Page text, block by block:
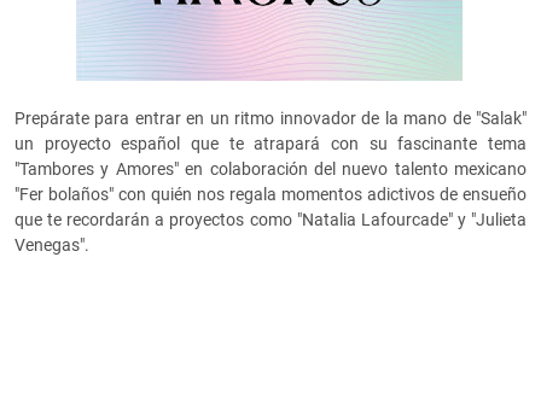
Prepárate para entrar en un ritmo innovador de la mano de "Salak"
un proyecto español que te atrapará con su fascinante tema
"Tambores y Amores" en colaboración del nuevo talento mexicano
"Fer bolaños" con quién nos regala momentos adictivos de ensueño
que te recordarán a proyectos como "Natalia Lafourcade" y "Julieta
Venegas".